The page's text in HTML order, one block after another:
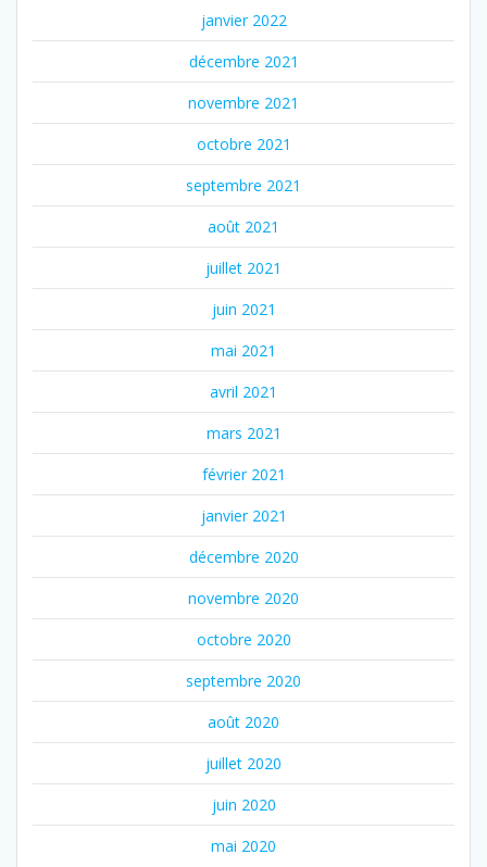
janvier 2022
décembre 2021
novembre 2021
octobre 2021
septembre 2021
août 2021
juillet 2021
juin 2021
mai 2021
avril 2021
mars 2021
février 2021
janvier 2021
décembre 2020
novembre 2020
octobre 2020
septembre 2020
août 2020
juillet 2020
juin 2020
mai 2020